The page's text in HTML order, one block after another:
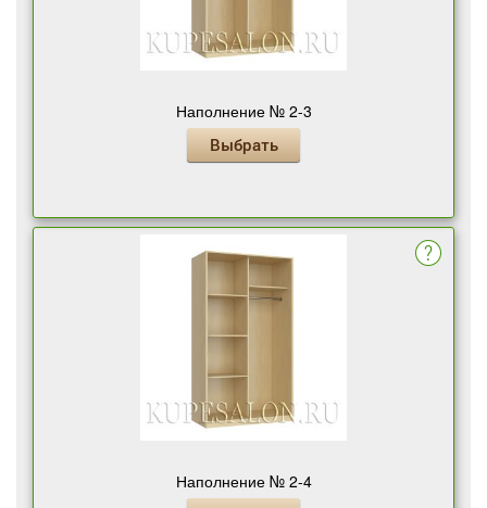
Наполнение № 2-3
Выбрать
Наполнение № 2-4